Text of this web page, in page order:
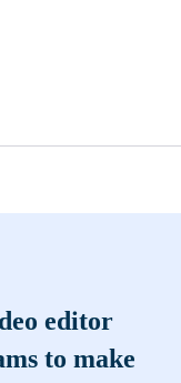
editor
to make